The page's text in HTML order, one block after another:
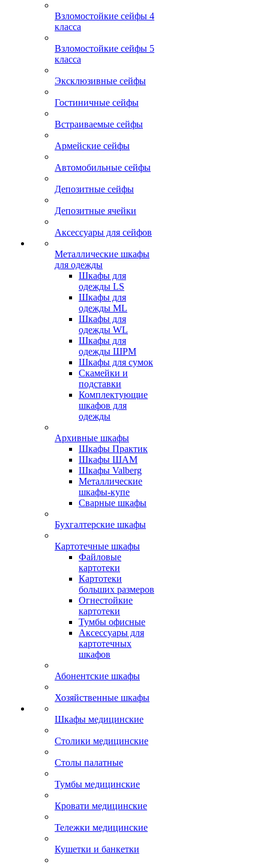
Взломостойкие сейфы 4
класса
Взломостойкие сейфы 5
класса
Эксклюзивные сейфы
Гостиничные сейфы
Встраиваемые сейфы
Армейские сейфы
Автомобильные сейфы
Депозитные сейфы
Депозитные ячейки
Аксессуары для сейфов
Металлические шкафы
для одежды
Шкафы для
одежды LS
Шкафы для
одежды ML
Шкафы для
одежды WL
Шкафы для
одежды ШРМ
Шкафы для сумок
Скамейки и
подставки
Комплектующие
шкафов для
одежды
Архивные шкафы
Шкафы Практик
Шкафы ШАМ
Шкафы Valberg
Металлические
шкафы-купе
Сварные шкафы
Бухгалтерские шкафы
Картотечные шкафы
Файловые
картотеки
Картотеки
больших размеров
Огнестойкие
картотеки
Тумбы офисные
Аксессуары для
картотечных
шкафов
Абонентские шкафы
Хозяйственные шкафы
Шкафы медицинские
Столики медицинские
Столы палатные
Тумбы медицинские
Кровати медицинские
Тележки медицинские
Кушетки и банкетки